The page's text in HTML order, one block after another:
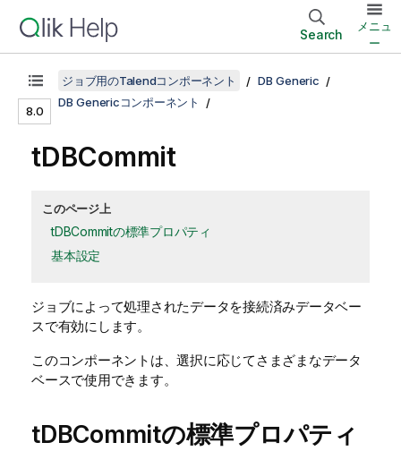
Search
メニュ
ー
8.0
ジョブ用のTalendコンポーネント
DB Generic
DB Genericコンポーネント
tDBCommit
このページ上
tDBCommitの標準プロパティ
基本設定
ジョブによって処理されたデータを接続済みデータベー
スで有効にします。
このコンポーネントは、選択に応じてさまざまなデータ
ベースで使用できます。
tDBCommitの標準プロパティ